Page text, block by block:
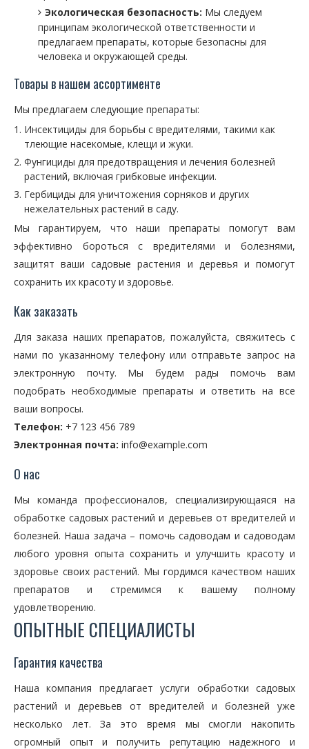
Экологическая безопасность: Мы следуем
принципам экологической ответственности и
предлагаем препараты, которые безопасны для
человека и окружающей среды.
Товары в нашем ассортименте
Мы предлагаем следующие препараты:
Инсектициды для борьбы с вредителями, такими как
тлеющие насекомые, клещи и жуки.
Фунгициды для предотвращения и лечения болезней
растений, включая грибковые инфекции.
Гербициды для уничтожения сорняков и других
нежелательных растений в саду.
Мы гарантируем, что наши препараты помогут вам
эффективно бороться с вредителями и болезнями,
защитят ваши садовые растения и деревья и помогут
сохранить их красоту и здоровье.
Как заказать
Для заказа наших препаратов, пожалуйста, свяжитесь с
нами по указанному телефону или отправьте запрос на
электронную почту. Мы будем рады помочь вам
подобрать необходимые препараты и ответить на все
ваши вопросы.
Телефон: +7 123 456 789
Электронная почта: info@example.com
О нас
Мы команда профессионалов, специализирующаяся на
обработке садовых растений и деревьев от вредителей и
болезней. Наша задача – помочь садоводам и садоводам
любого уровня опыта сохранить и улучшить красоту и
здоровье своих растений. Мы гордимся качеством наших
препаратов и стремимся к вашему полному
удовлетворению.
ОПЫТНЫЕ СПЕЦИАЛИСТЫ
Гарантия качества
Наша компания предлагает услуги обработки садовых
растений и деревьев от вредителей и болезней уже
несколько лет. За это время мы смогли накопить
огромный опыт и получить репутацию надежного и